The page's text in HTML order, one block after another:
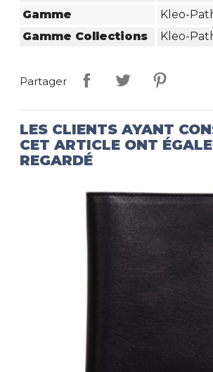
Gamme
Kleo-
Gamme Collections
Kleo-
Partager
LES CLIENTS AYANT
CET ARTICLE ONT
REGARDÉ